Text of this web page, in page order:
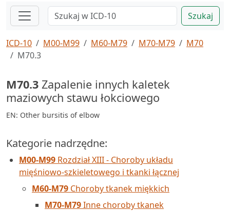
Szukaj
ICD-10 M00-M99 M60-M79 M70-M79
M70
M70.3
M70.3 Zapalenie innych kaletek
maziowych stawu łokciowego
EN: Other bursitis of elbow
Kategorie nadrzędne:
M00-M99 Rozdział XIII - Choroby układu
mięśniowo-szkieletowego i tkanki łącznej
M60-M79 Choroby tkanek miękkich
M70-M79Inne choroby tkanek